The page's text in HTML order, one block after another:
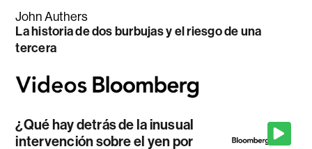
John Authers
La historia de dos burbujas y el riesgo de una
tercera
¿Qué hay detrás de la inusual
intervención sobre el yen por